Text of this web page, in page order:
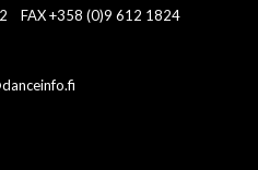
FAX +358 (0)9 612 1824